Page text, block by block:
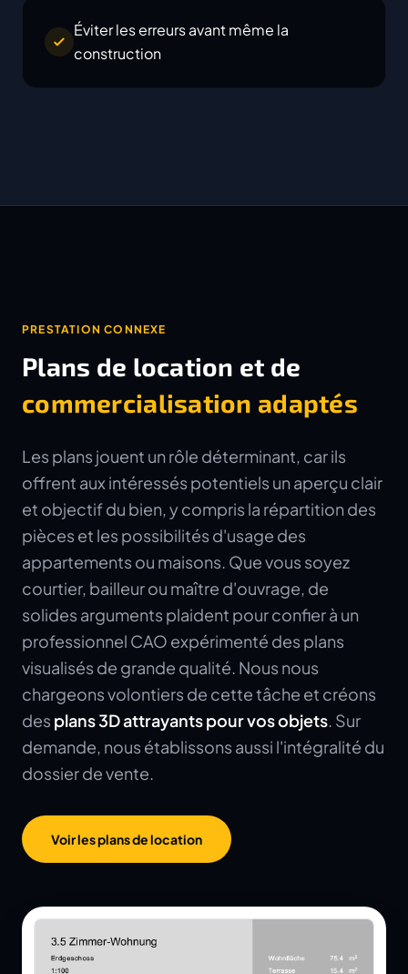
Éviter les erreurs avant même la
construction
PRESTATION CONNEXE
Plans de location et de
commercialisation adaptés
Les plans jouent un rôle déterminant, car ils
offrent aux intéressés potentiels un aperçu clair
et objectif du bien, y compris la répartition des
pièces et les possibilités d'usage des
appartements ou maisons. Que vous soyez
courtier, bailleur ou maître d'ouvrage, de
solides arguments plaident pour confier à un
professionnel CAO expérimenté des plans
visualisés de grande qualité. Nous nous
chargeons volontiers de cette tâche et créons
des plans 3D attrayants pour vos objets. Sur
demande, nous établissons aussi l'intégralité du
dossier de vente.
Voir les plans de location